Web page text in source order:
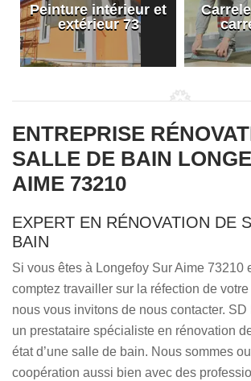
Peinture intérieur et
extérieur 73
ENTREPRISE
SALLE DE BAIN
AIME 73210
EXPERT EN RÉNOVATION DE
BAIN
Si vous êtes à Longefoy Sur Aime 73210
comptez travailler sur la réfection de
nous vous invitons de nous contacter.
un prestataire spécialiste en rénovation
état d’une salle de bain. Nous sommes
coopération aussi bien avec des